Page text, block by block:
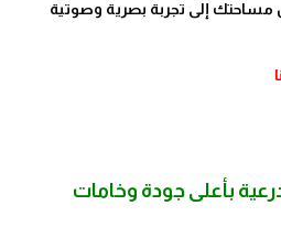
مساحتك إلى تجربة بصرية وصوتية
بأعلى جودة وخامات